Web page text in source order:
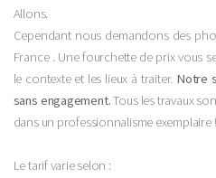
Allons.
Cependant nous demandons des
France . Une fourchette de prix vous
le contexte et les lieux à traiter. Notre
sans engagement.Tous les travaux
dans un professionnalisme exemplaire !
Le tarif varie selon :